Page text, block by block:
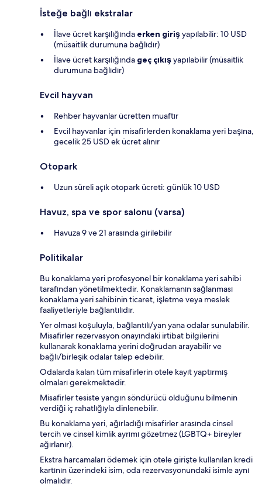
İsteğe bağlı ekstralar
İlave ücret karşılığında erken girişyapılabilir: 10 USD
(müsaitlik durumuna bağlıdır)
İlave ücret karşılığında geç çıkışyapılabilir (müsaitlik
durumuna bağlıdır)
Evcil hayvan
Rehber hayvanlar ücretten muaftır
Evcil hayvanlar için misafirlerden konaklama yeri başına,
gecelik 25 USD ek ücret alınır
Otopark
Uzun süreli açık otopark ücreti: günlük 10 USD
Havuz, spa ve spor salonu (varsa)
Havuza 9 ve 21 arasında girilebilir
Politikalar
Bu konaklama yeri profesyonel bir konaklama yeri sahibi
tarafından yönetilmektedir. Konaklamanın sağlanması
konaklama yeri sahibinin ticaret, işletme veya meslek
faaliyetleriyle bağlantılıdır.
Yer olması koşuluyla, bağlantılı/yan yana odalar sunulabilir.
Misafirler rezervasyon onayındaki irtibat bilgilerini
kullanarak konaklama yerini doğrudan arayabilir ve
bağlı/birleşik odalar talep edebilir.
Odalarda kalan tüm misafirlerin otele kayıt yaptırmış
olmaları gerekmektedir.
Misafirler tesiste yangın söndürücü olduğunu bilmenin
verdiği iç rahatlığıyla dinlenebilir.
Bu konaklama yeri, ağırladığı misafirler arasında cinsel
tercih ve cinsel kimlik ayrımı gözetmez (LGBTQ+ bireyler
ağırlanır).
Ekstra harcamaları ödemek için otele girişte kullanılan kredi
kartının üzerindeki isim, oda rezervasyonundaki isimle aynı
olmalıdır.